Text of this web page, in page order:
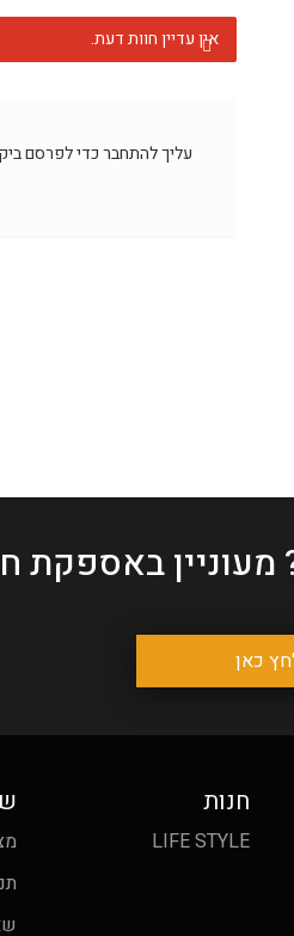
אין עדיין חוות דעת.
עליךלהתחברכדי לפרסם
מעוניין באספקת
כאן
חנות
LIFE STYLE